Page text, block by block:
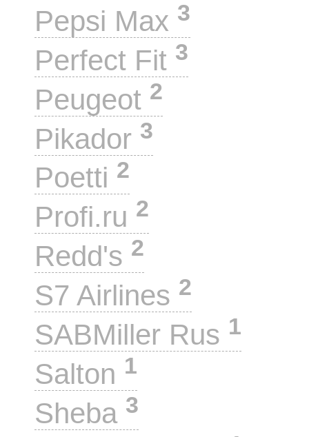
Pepsi Max 3
Perfect Fit 3
Peugeot 2
Pikador 3
Poetti 2
Profi.ru 2
Redd's 2
S7 Airlines 2
SABMiller Rus 1
Salton 1
Sheba 3